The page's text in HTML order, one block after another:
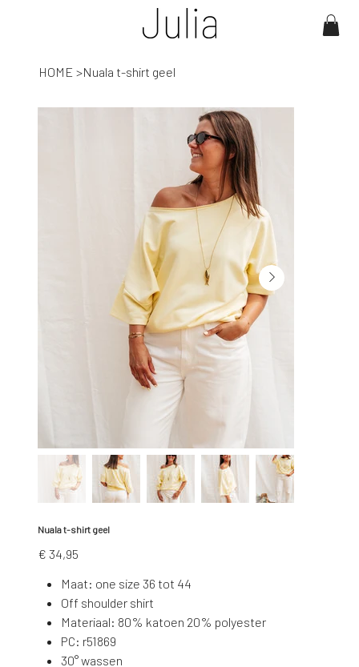
HOME >Nuala t-shirt geel
Nuala t-shirt geel
Prijs
€ 34,95
Maat: one size 36 tot 44
Off shoulder shirt
Materiaal: 80% katoen 20% polyester
PC: r51869
30° wassen